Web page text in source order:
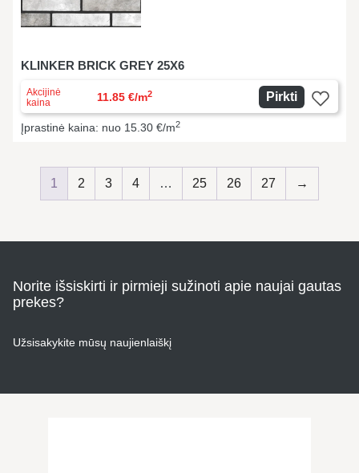
KLINKER BRICK GREY 25X6
Akcijinė
kaina
11.85 €/m2 Pirkti
Įprastinė kaina: nuo 15.30 €/m2
1 2 3 4 … 25 26 27 →
Norite išsiskirti ir pirmieji sužinoti apie naujai gautas
prekes?
Užsisakykite mūsų naujienlaiškį